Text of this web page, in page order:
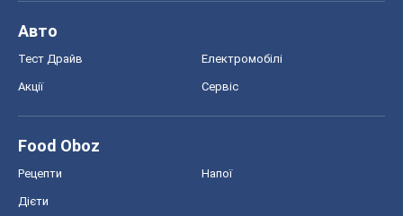
Авто
Тест Драйв Електромобілі
Акції Сервіс
Food Oboz
Рецепти Напої
Дієти